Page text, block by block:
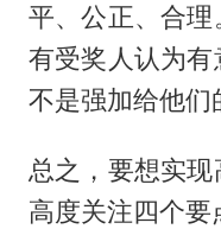
平、公正、合
有受奖人认为
不是强加给他们
总之，要想实
高度关注四个要